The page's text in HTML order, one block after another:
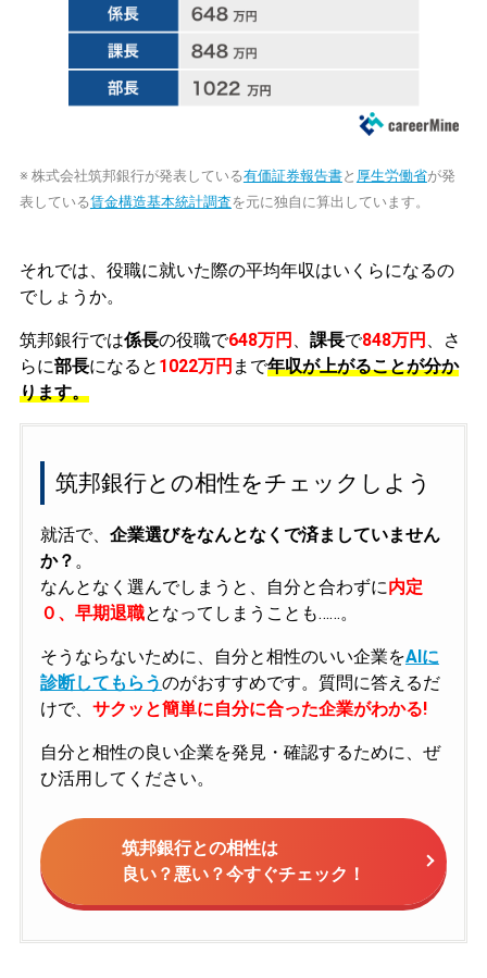
※ 株式会社筑邦銀行が発表している有価証券報告書と 厚生労働省が発
表している賃金構造基本統計調査を元に独自に算出しています。
それでは、役職に就いた際の平均年収はいくらになるの
でしょうか。
筑邦銀行では係長の役職で648万円 課長で848万円
、さ
らに部長になると 1022万円 まで年収が上がることが分か
ります。
筑邦銀行との相性をチェックしよう
就活で、 企業選びをなんとなくで済ましていません
か？ 。
なんとなく選んでしまうと、自分と合わずに内定
０、早期退職となってしまうことも……。
そうならないために、自分と相性のいい企業をAIに
診断してもらうのがおすすめです。質問に答えるだ
けで、 サクッと簡単に自分に合った企業がわかる!
自分と相性の良い企業を発見・確認するために、ぜ
ひ活用してください。
筑邦銀行との相性は
良い？悪い？今すぐチェック！